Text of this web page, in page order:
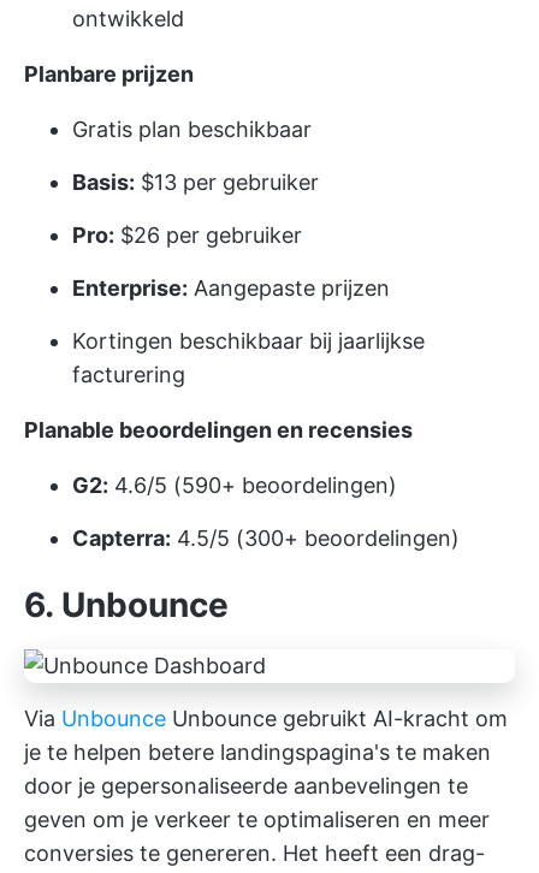
ontwikkeld
Planbare prijzen
Gratis plan beschikbaar
Basis: $13 per gebruiker
Pro: $26 per gebruiker
Enterprise: Aangepaste prijzen
Kortingen beschikbaar bij jaarlijkse
facturering
Planable beoordelingen en recensies
G2: 4.6/5 (590+ beoordelingen)
Capterra: 4.5/5 (300+ beoordelingen)
6. Unbounce
Via Unbounce Unbounce gebruikt AI-kracht om
je te helpen betere landingspagina's te maken
door je gepersonaliseerde aanbevelingen te
geven om je verkeer te optimaliseren en meer
conversies te genereren. Het heeft een drag-